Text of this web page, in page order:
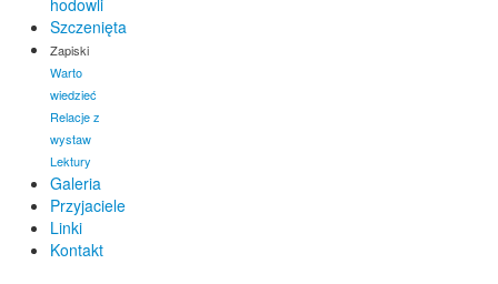
hodowli
Szczenięta
Zapiski
Warto
wiedzieć
Relacje z
wystaw
Lektury
Galeria
Przyjaciele
Linki
Kontakt